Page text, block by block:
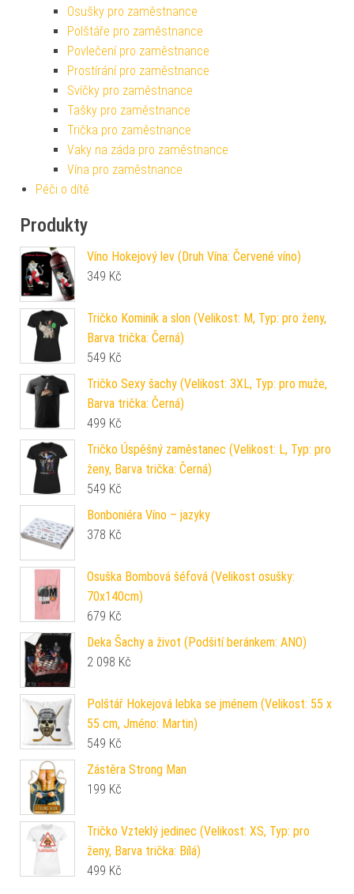
Osušky pro zaměstnance
Polštáře pro zaměstnance
Povlečení pro zaměstnance
Prostírání pro zaměstnance
Svíčky pro zaměstnance
Tašky pro zaměstnance
Trička pro zaměstnance
Vaky na záda pro zaměstnance
Vína pro zaměstnance
Péči o dítě
Produkty
Víno Hokejový lev (Druh Vína: Červené víno)
349 Kč
Tričko Kominík a slon (Velikost: M, Typ: pro ženy,
Barva trička: Černá)
549 Kč
Tričko Sexy šachy (Velikost: 3XL, Typ: pro muže,
Barva trička: Černá)
499 Kč
Tričko Úspěšný zaměstanec (Velikost: L, Typ: pro
ženy, Barva trička: Černá)
549 Kč
Bonboniéra Víno – jazyky
378 Kč
Osuška Bombová šéfová (Velikost osušky:
70x140cm)
679 Kč
Deka Šachy a život (Podšití beránkem: ANO)
2 098 Kč
Polštář Hokejová lebka se jménem (Velikost: 55 x
55 cm, Jméno: Martin)
549 Kč
Zástěra Strong Man
199 Kč
Tričko Vzteklý jedinec (Velikost: XS, Typ: pro
ženy, Barva trička: Bílá)
499 Kč